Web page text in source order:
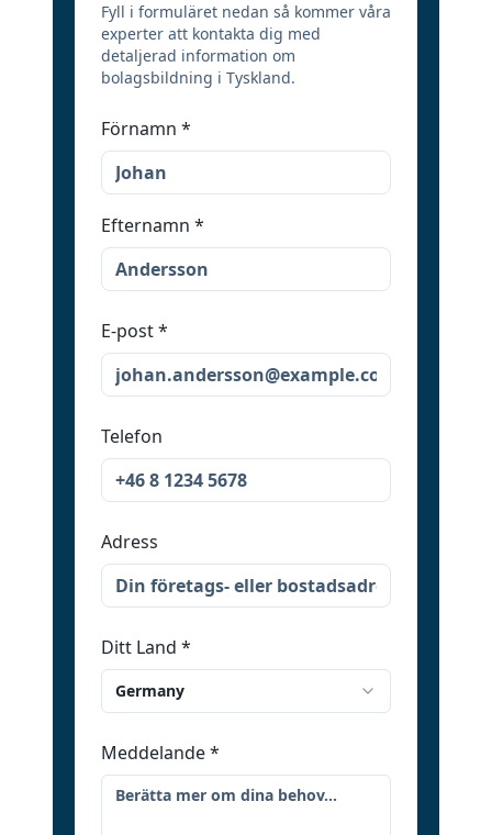
Fyll i formuläret nedan så kommer våra
experter att kontakta dig med
detaljerad information om
bolagsbildning i Tyskland.
Förnamn *
Efternamn *
E-post*
Telefon
Adress
Ditt Land *
Germany
Meddelande*